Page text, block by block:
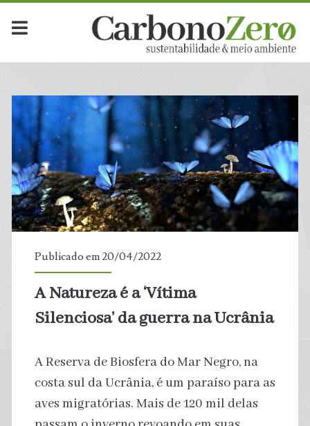
Publicado em 20/04/2022
A Natureza é a ‘Vítima
Silenciosa’ da guerra na Ucrânia
A Reserva de Biosfera do Mar Negro, na
costa sul da Ucrânia, é um paraíso para as
aves migratórias. Mais de 120 mil delas